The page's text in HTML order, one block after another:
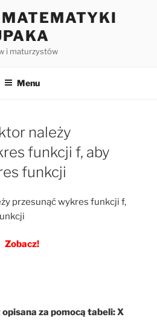
i maturzystów
Menu
należy
funkcji f, aby
funkcji
przesunąć wykres funkcji f,
Zobacz!
za pomocą tabeli: X